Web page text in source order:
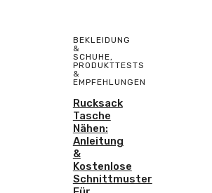
BEKLEIDUNG
&
SCHUHE,
PRODUKTTESTS
&
EMPFEHLUNGEN
Rucksack
Tasche
Nähen:
Anleitung
&
Kostenlose
Schnittmuster